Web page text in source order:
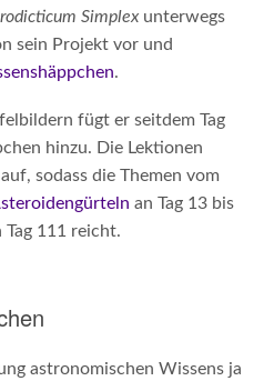
Simplexunterwegs
sein Projekt vor und
.
fügt er seitdem Tag
hinzu. Die Lektionen
sodass die Themen vom
an Tag 13 bis
Tag 111 reicht.
astronomischen Wissens ja